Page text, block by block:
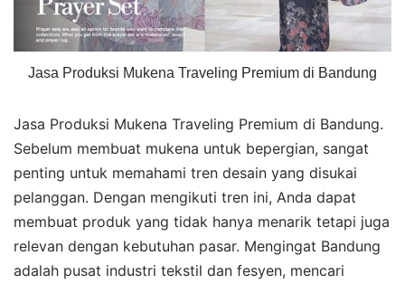
Jasa Produksi Mukena Traveling Premium di Bandung
Jasa Produksi Mukena Traveling Premium di Bandung.
Sebelum membuat mukena untuk bepergian, sangat
penting untuk memahami tren desain yang disukai
pelanggan. Dengan mengikuti tren ini, Anda dapat
membuat produk yang tidak hanya menarik tetapi juga
relevan dengan kebutuhan pasar. Mengingat Bandung
adalah pusat industri tekstil dan fesyen, mencari